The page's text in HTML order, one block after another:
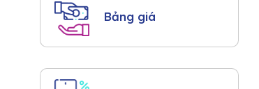
Bảng giá